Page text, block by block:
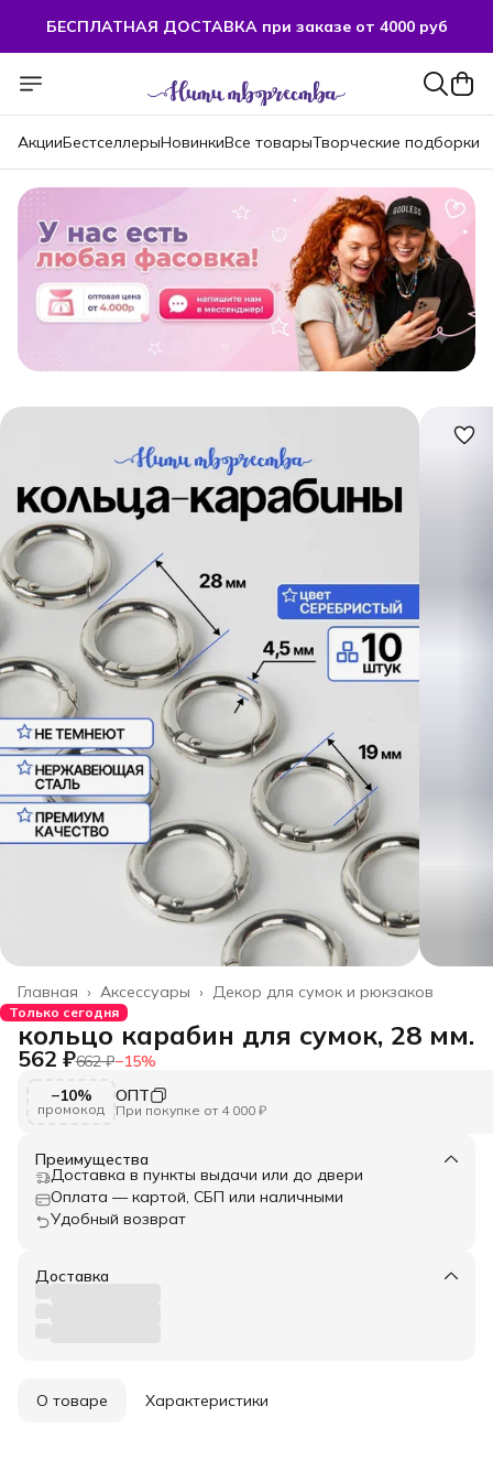
БЕСПЛАТНАЯ ДОСТАВКА при заказе от 4000 руб
АкцииБестселлерыНовинкиВсе товарыТворческие подборки
Декор для сумок и рюкзаков
Аксессуары ›
Главная ›
Только сегодня
кольцо карабин для сумок, 28 мм.
562 ₽662 ₽−15%
−10%
промокод
ОПТ
При покупке от 4 000 ₽
Преимущества
Доставка в пункты выдачи или до двери
Оплата — картой, СБП или наличными
Удобный возврат
Доставка
О товаре Характеристики